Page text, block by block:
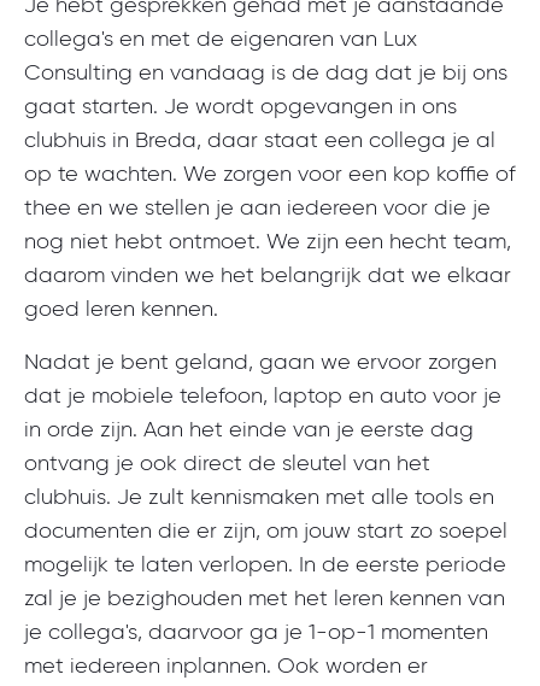
Je hebt gesprekken gehad met je aanstaande
collega's en met de eigenaren van Lux
Consulting en vandaag is de dag dat je bij ons
gaat starten. Je wordt opgevangen in ons
clubhuis in Breda, daar staat een collega je al
op te wachten. We zorgen voor een kop koffie of
thee en we stellen je aan iedereen voor die je
nog niet hebt ontmoet. We zijn een hecht team,
daarom vinden we het belangrijk dat we elkaar
goed leren kennen.
Nadat je bent geland, gaan we ervoor zorgen
dat je mobiele telefoon, laptop en auto voor je
in orde zijn. Aan het einde van je eerste dag
ontvang je ook direct de sleutel van het
clubhuis. Je zult kennismaken met alle tools en
documenten die er zijn, om jouw start zo soepel
mogelijk te laten verlopen. In de eerste periode
zal je je bezighouden met het leren kennen van
je collega's, daarvoor ga je 1-op-1 momenten
met iedereen inplannen. Ook worden er